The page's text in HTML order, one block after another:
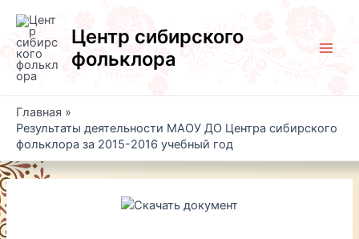
содержимомуЦентр сибирского
фольклора
Главная
Результаты деятельности МАОУ ДО Центра сибирского
фольклора за 2015-2016 учебный год